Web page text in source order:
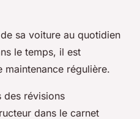
sa voiture au quotidien
le temps, il est
régulière.
des révisions
dans le carnet